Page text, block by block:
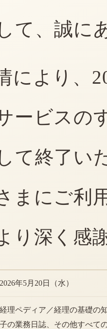
て、誠に
により、
ービスの
て終了い
まにご利
り深く感
2026年5月20日（水）
経理ペディア／経理の基礎の
子の業務日誌、その他すべて